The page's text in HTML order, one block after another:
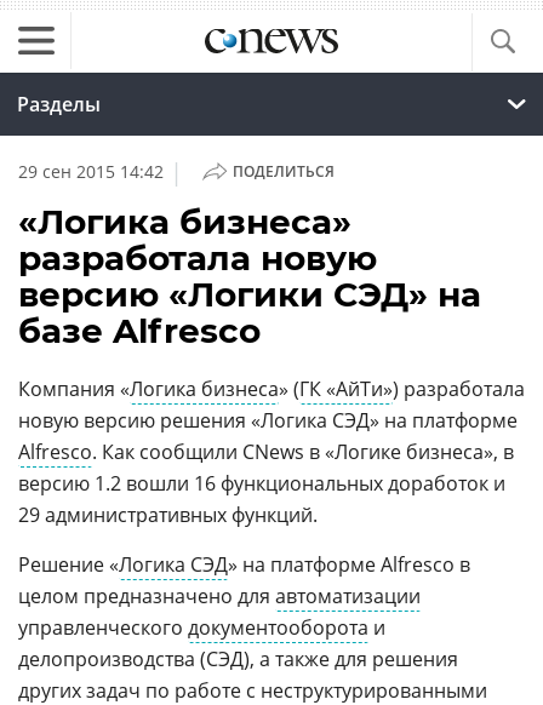
Разделы
29 сен 2015 14:42 | ПОДЕЛИТЬСЯ
«Логика бизнеса»
разработала новую
версию «Логики СЭД» на
базе Alfresco
Компания «Логика бизнеса» (ГК «АйТи») разработала
новую версию решения «Логика СЭД» на платформе
Alfresco. Как сообщили CNews в «Логике бизнеса», в
версию 1.2 вошли 16 функциональных доработок и
29 административных функций.
Решение «Логика СЭД» на платформе Alfresco в
целом предназначено для автоматизации
управленческого документооборота и
делопроизводства (СЭД), а также для решения
других задач по работе с неструктурированными